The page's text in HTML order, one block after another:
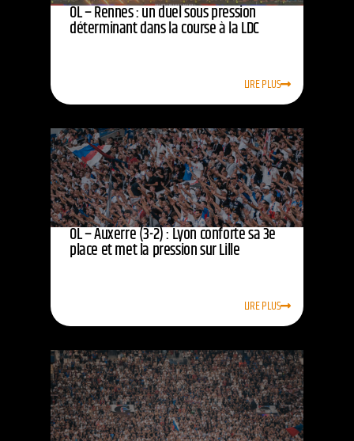
OL – Rennes : un duel sous pression
déterminant dans la course à la LDC
LIRE PLUS
OL – Auxerre (3-2) : Lyon conforte sa 3e
place et met la pression sur Lille
LIRE PLUS